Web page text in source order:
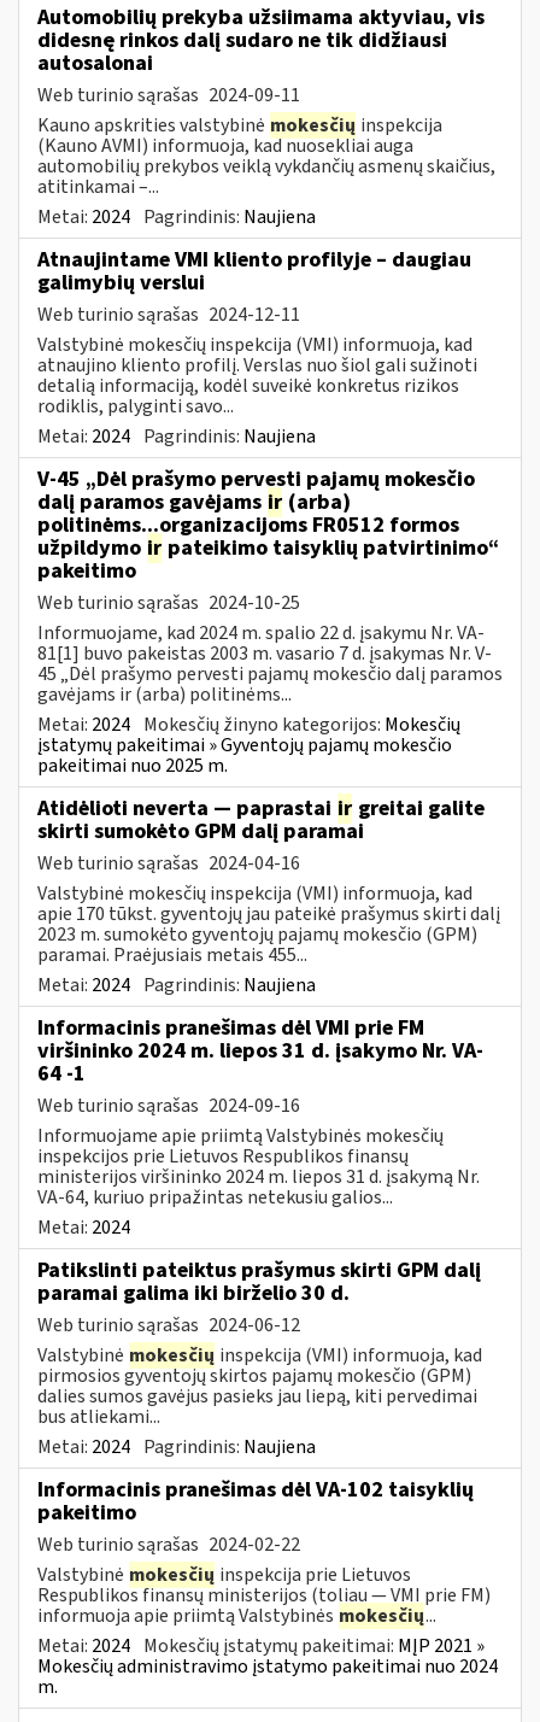
Automobilių prekyba užsiimama aktyviau, vis
didesnę rinkos dalį sudaro ne tik didžiausi
autosalonai
Web turinio sąrašas 2024-09-11
Kauno apskrities valstybinė mokesčių inspekcija
(Kauno AVMI) informuoja, kad nuosekliai auga
automobilių prekybos veiklą vykdančių asmenų skaičius,
atitinkamai –...
Metai: 2024 Pagrindinis: Naujiena
Atnaujintame VMI kliento profilyje – daugiau
galimybių verslui
Web turinio sąrašas 2024-12-11
Valstybinė mokesčių inspekcija (VMI) informuoja, kad
atnaujino kliento profilį. Verslas nuo šiol gali sužinoti
detalią informaciją, kodėl suveikė konkretus rizikos
rodiklis, palyginti savo...
Metai: 2024 Pagrindinis: Naujiena
V-45 „Dėl prašymo pervesti pajamų mokesčio
dalį paramos gavėjams ir (arba)
politinėms...organizacijoms FR0512 formos
užpildymo ir pateikimo taisyklių patvirtinimo“
pakeitimo
Web turinio sąrašas 2024-10-25
Informuojame, kad 2024 m. spalio 22 d. įsakymu Nr. VA-
81[1] buvo pakeistas 2003 m. vasario 7 d. įsakymas Nr. V-
45 „Dėl prašymo pervesti pajamų mokesčio dalį paramos
gavėjams ir (arba) politinėms...
Metai: 2024 Mokesčių žinyno kategorijos: Mokesčių
įstatymų pakeitimai » Gyventojų pajamų mokesčio
pakeitimai nuo 2025 m.
Atidėlioti neverta — paprastai ir greitai galite
skirti sumokėto GPM dalį paramai
Web turinio sąrašas 2024-04-16
Valstybinė mokesčių inspekcija (VMI) informuoja, kad
apie 170 tūkst. gyventojų jau pateikė prašymus skirti dalį
2023 m. sumokėto gyventojų pajamų mokesčio (GPM)
paramai. Praėjusiais metais 455...
Metai: 2024 Pagrindinis: Naujiena
Informacinis pranešimas dėl VMI prie FM
viršininko 2024 m. liepos 31 d. įsakymo Nr. VA-
64 -1
Web turinio sąrašas 2024-09-16
Informuojame apie priimtą Valstybinės mokesčių
inspekcijos prie Lietuvos Respublikos finansų
ministerijos viršininko 2024 m. liepos 31 d. įsakymą Nr.
VA-64, kuriuo pripažintas netekusiu galios...
Metai: 2024
Patikslinti pateiktus prašymus skirti GPM dalį
paramai galima iki birželio 30 d.
Web turinio sąrašas 2024-06-12
Valstybinė mokesčių inspekcija (VMI) informuoja, kad
pirmosios gyventojų skirtos pajamų mokesčio (GPM)
dalies sumos gavėjus pasieks jau liepą, kiti pervedimai
bus atliekami...
Metai: 2024 Pagrindinis: Naujiena
Informacinis pranešimas dėl VA-102 taisyklių
pakeitimo
Web turinio sąrašas 2024-02-22
Valstybinė mokesčių inspekcija prie Lietuvos
Respublikos finansų ministerijos (toliau ― VMI prie FM)
informuoja apie priimtą Valstybinės mokesčių...
Metai: 2024 Mokesčių įstatymų pakeitimai: MĮP 2021 »
Mokesčių administravimo įstatymo pakeitimai nuo 2024
m.